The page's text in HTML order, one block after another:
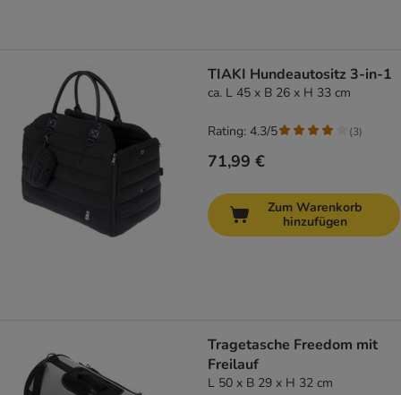
TIAKI Hundeautositz 3-in-1
ca. L 45 x B 26 x H 33 cm
71,99 €
Rating: 4.3/5 (3)
Zum Warenkorb
hinzufügen
Tragetasche Freedom mit
Freilauf
L 50 x B 29 x H 32 cm